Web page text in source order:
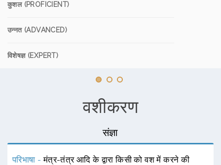
कुशल (PROFICIENT)
उन्नत (ADVANCED)
विशेषज्ञ (EXPERT)
वशीकरण
संज्ञा
परिभाषा -मंत्र-तंत्र आदि के द्वारा किसी को वश में करने की